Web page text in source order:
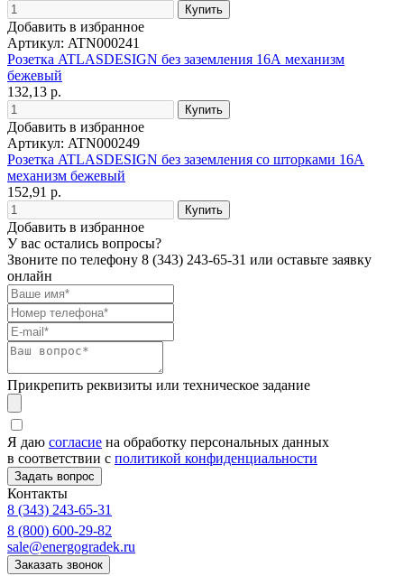
Добавить в избранное
Артикул: ATN000241
Розетка ATLASDESIGN без заземления 16А механизм
бежевый
132,13 р.
Добавить в избранное
Артикул: ATN000249
Розетка ATLASDESIGN без заземления со шторками 16А
механизм бежевый
152,91 р.
Добавить в избранное
У вас остались вопросы?
Звоните по телефону 8 (343) 243-65-31 или оставьте заявку
онлайн
Прикрепить реквизиты или техническое задание
Я даю согласие на обработку персональных данных
в соответствии с политикой конфиденциальности
Контакты
8 (343) 243-65-31
8 (800) 600-29-82
sale@energogradek.ru